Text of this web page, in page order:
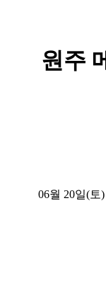
원주
06월 20일(토